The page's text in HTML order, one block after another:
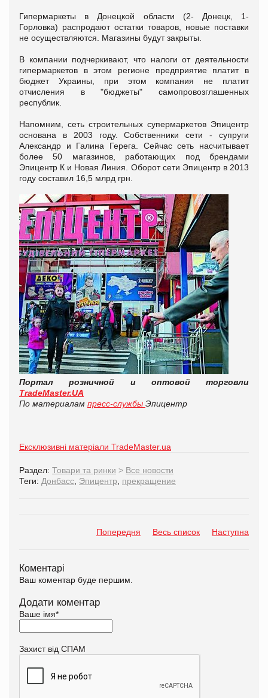
Гипермаркеты в Донецкой области (2- Донецк, 1-
Горловка) распродают остатки товаров, новые поставки
не осуществляются. Магазины будут закрыты.
В компании подчеркивают, что налоги от деятельности
гипермаркетов в этом регионе предприятие платит в
бюджет Украины, при этом компания не платит
отчисления в "бюджеты" самопровозглашенных
республик.
Напомним, сеть строительных супермаркетов Эпицентр
основана в 2003 году. Собственники сети - супруги
Александр и Галина Герега. Сейчас сеть насчитывает
более 50 магазинов, работающих под брендами
Эпицентр К и Новая Линия. Оборот сети Эпицентр в 2013
году составил 16,5 млрд грн.
Портал розничной и оптовой торговли
TradeMaster.UA
По материалам пресс-службы Эпицентр
Ексклюзивні матеріали TradeMaster.ua
Раздел: Товари та ринки > Все новости
Теги: Донбасс Эпицентр прекращение
Попередня Весь список Наступна
Коментарі
Ваш коментар буде першим.
Додати коментар
Ваше імя*
Захист від СПАМ